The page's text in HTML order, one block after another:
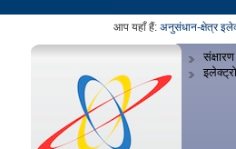
आप यहाँ हैं: अनुसंधान-क्षेत्र